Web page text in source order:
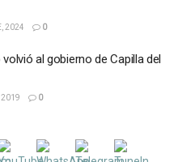
2024 0
al gobierno de Capilla del
2019 0